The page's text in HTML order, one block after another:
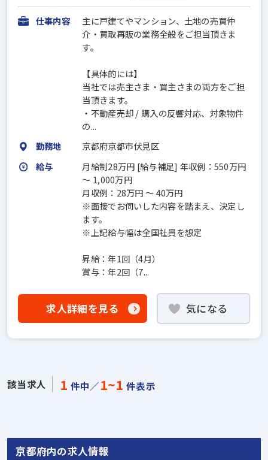
仕事内容
主に戸建てやマンション、土地の売買仲
介・買取再販の業務全般をご担当頂きま
す。
【具体的には】
当社では売主さま・買主さまの両方をご担
当頂きます。
・不動産売却 / 購入の反響対応、対象物件
の...
勤務地
京都府京都市伏見区
給与
月給制28万円 [給与補足] 年収例：550万円
～ 1,000万円
月収例：28万円 ～ 40万円
※面接でお伺いした内容を踏まえ、決定し
ます。
※上記給与幅は全国社員を想定
昇給：年1回（4月）
賞与：年2回（7...
求人詳細を見る 気になる
該当求人 1 件中／1~1 件表示
京都府内の求人情報